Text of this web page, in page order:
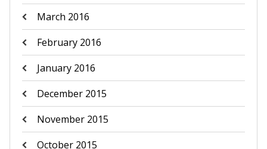
March 2016
February 2016
January 2016
December 2015
November 2015
October 2015